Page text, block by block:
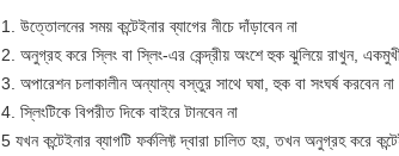
1. উত্তোলনের সময় কন্টেইনার ব্যাগের নীচে দাঁড়াবেন না
2. অনুগ্রহ করে স্লিং বা স্লিং-এর কেন্দ্রীয় অংশে হুক ঝুলিয়ে রাখুন,
3. অপারেশন চলাকালীন অন্যান্য বস্তুর সাথে ঘষা, হুক বা সংঘর্ষ করবেন না
4. স্লিংটিকে বিপরীত দিকে বাইরে টানবেন না
5 যখন কন্টেইনার ব্যাগটি ফর্কলিফ্ট দ্বারা চালিত হয়, তখন অনুগ্রহ করে